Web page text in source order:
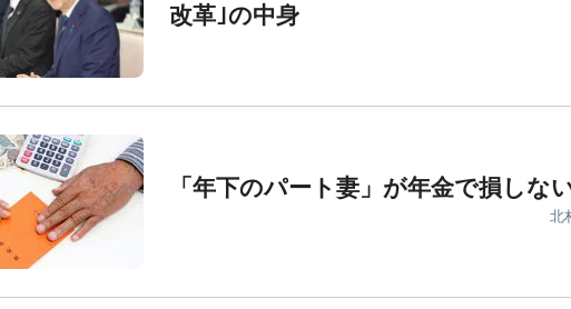
改革｣の中身
「年下のパート妻」が年金で損しな
北